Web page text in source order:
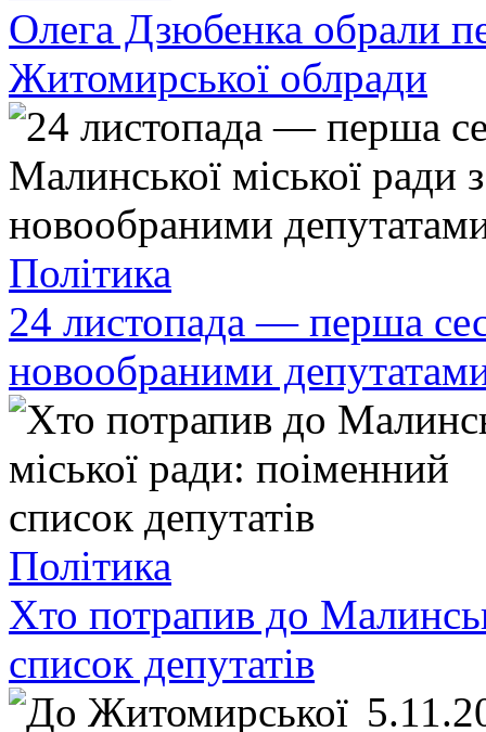
Олега Дзюбенка обрали
Житомирської облради
Політика
24 листопада — перша
новообраними
Політика
Хто потрапив до
список депутатів